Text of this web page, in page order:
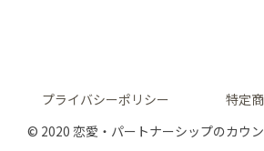
プライバシーポリシー
特定
© 2020 恋愛・パートナーシップのカウ